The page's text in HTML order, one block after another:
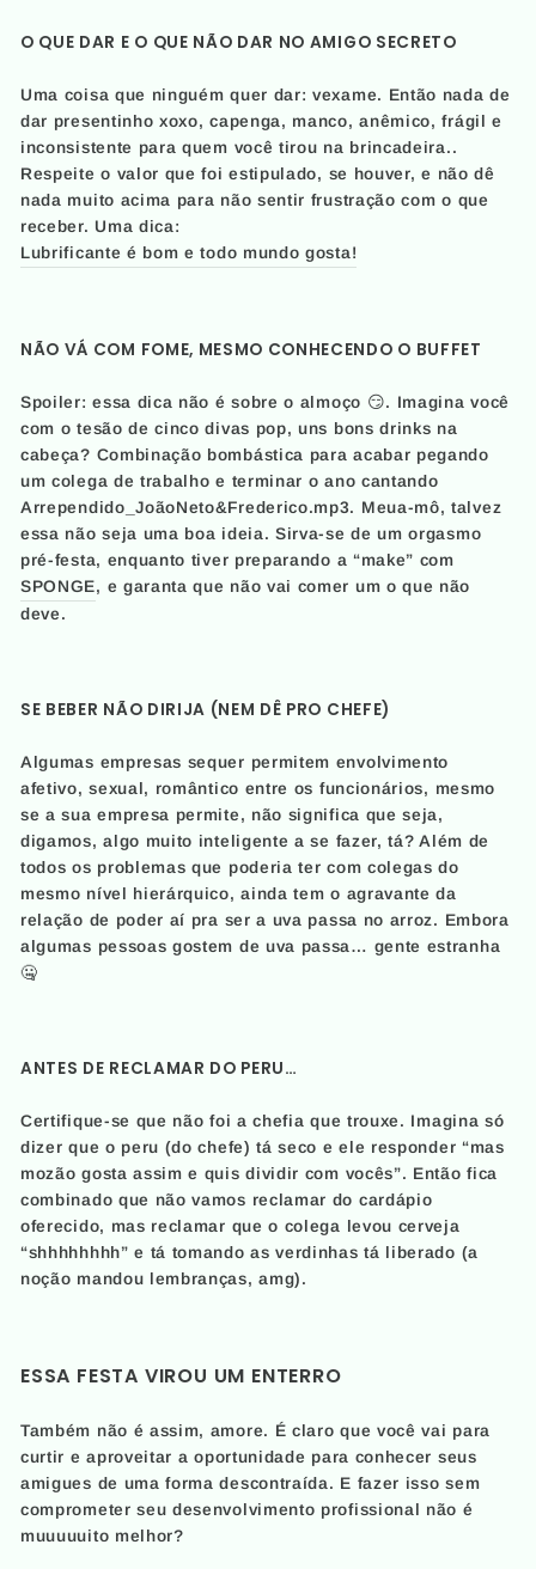
O QUE DAR E O QUE NÃO DAR NO AMIGO SECRETO
Uma coisa que ninguém quer dar: vexame. Então nada de
dar presentinho xoxo, capenga, manco, anêmico, frágil e
inconsistente para quem você tirou na brincadeira..
Respeite o valor que foi estipulado, se houver, e não dê
nada muito acima para não sentir frustração com o que
receber. Uma dica:
Lubrificante é bom e todo mundo gosta!
NÃO VÁ COM FOME, MESMO CONHECENDO O BUFFET
Spoiler: essa dica não é sobre o almoço 😏. Imagina você
com o tesão de cinco divas pop, uns bons drinks na
cabeça? Combinação bombástica para acabar pegando
um colega de trabalho e terminar o ano cantando
Arrependido_JoãoNeto&Frederico.mp3. Meua-mô, talvez
essa não seja uma boa ideia. Sirva-se de um orgasmo
pré-festa, enquanto tiver preparando a “make” com
SPONGE, e garanta que não vai comer um o que não
deve.
SE BEBER NÃO DIRIJA (NEM DÊ PRO CHEFE)
Algumas empresas sequer permitem envolvimento
afetivo, sexual, romântico entre os funcionários, mesmo
se a sua empresa permite, não significa que seja,
digamos, algo muito inteligente a se fazer, tá? Além de
todos os problemas que poderia ter com colegas do
mesmo nível hierárquico, ainda tem o agravante da
relação de poder aí pra ser a uva passa no arroz. Embora
algumas pessoas gostem de uva passa… gente estranha
🤐
ANTES DE RECLAMAR DO PERU…
Certifique-se que não foi a chefia que trouxe. Imagina só
dizer que o peru (do chefe) tá seco e ele responder “mas
mozão gosta assim e quis dividir com vocês”. Então fica
combinado que não vamos reclamar do cardápio
oferecido, mas reclamar que o colega levou cerveja
“shhhhhhhh” e tá tomando as verdinhas tá liberado (a
noção mandou lembranças, amg).
ESSA FESTA VIROU UM ENTERRO
Também não é assim, amore. É claro que você vai para
curtir e aproveitar a oportunidade para conhecer seus
amigues de uma forma descontraída. E fazer isso sem
comprometer seu desenvolvimento profissional não é
muuuuuito melhor?